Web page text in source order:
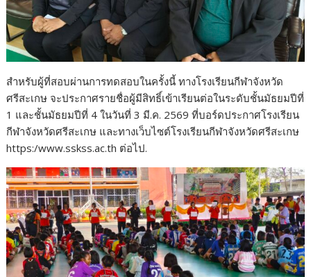
สำหรับผู้ที่สอบผ่านการทดสอบในครั้งนี้ ทางโรงเรียนกีฬาจังหวัด
ศรีสะเกษ จะประกาศรายชื่อผู้มีสิทธิ์เข้าเรียนต่อในระดับชั้นมัธยมปีที่
1 และชั้นมัธยมปีที่ 4 ในวันที่ 3 มี.ค. 2569 ที่บอร์ดประกาศโรงเรียน
กีฬาจังหวัดศรีสะเกษ และทางเว็บไซต์โรงเรียนกีฬาจังหวัดศรีสะเกษ
https:/www.sskss.ac.th ต่อไป.